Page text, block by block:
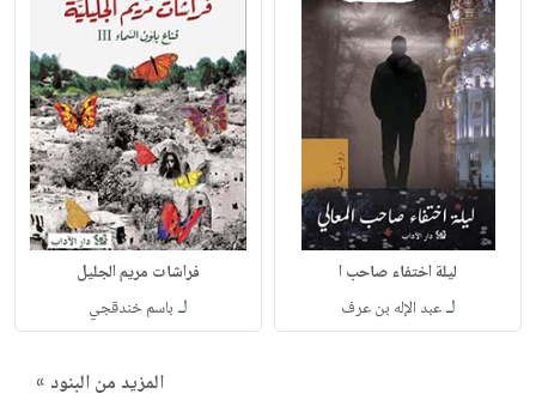
ليلة اختفاء صاحب ا
لـعبد الإله بن عرف
فراشات مريم الجليل
لـ باسم خندقجي
المزيد من البنود »